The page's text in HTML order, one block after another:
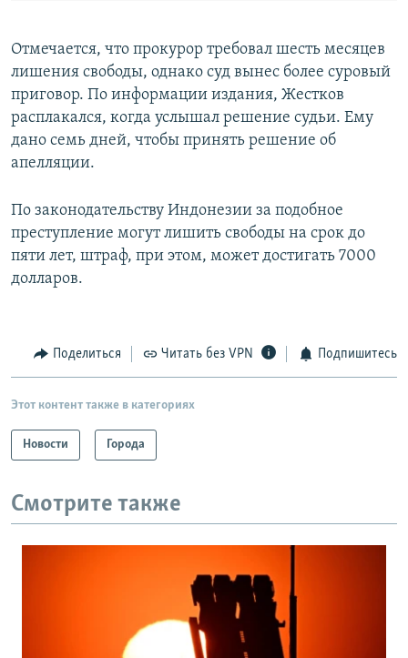
Отмечается, что прокурор требовал шесть месяцев
лишения свободы, однако суд вынес более суровый
приговор. По информации издания, Жестков
расплакался, когда услышал решение судьи. Ему
дано семь дней, чтобы принять решение об
апелляции.
По законодательству Индонезии за подобное
преступление могут лишить свободы на срок до
пяти лет, штраф, при этом, может достигать 7000
долларов.
Поделиться Читать без VPN Подпишитесь
Этот контент также в категориях
Новости Города
Смотрите также